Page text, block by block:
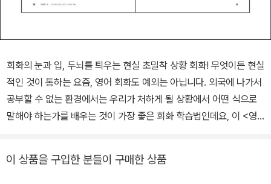
회화의 눈과 입, 두뇌를 틔우는 현실 초밀착 상황 회화! 무엇이든 현실
적인 것이 통하는 요즘, 영어 회화도 예외는 아닙니다. 외국에 나가서
공부할 수 없는 환경에서는 우리가 처하게 될 상황에서 어떤 식으로
말해야 하는가를 배우는 것이 가장 좋은 회화 학습법인데요, 이 <영
말하면 원어민들과 오해 없이 의사소통할 수 있는지를 철저히 검증해
이 상품을 구입한 분들이 구매한 상품